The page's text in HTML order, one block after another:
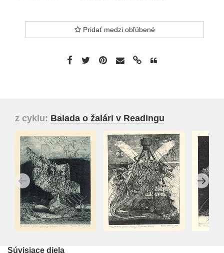
Pridať medzi obľúbené
z cyklu: Balada o žalári v Readingu
Súvisiace diela